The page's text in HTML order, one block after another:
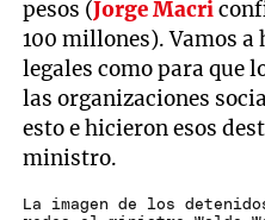
pesos (Jorge Macri
100 millones). Vamos a
legales como para que
las organizaciones
esto e hicieron esos
ministro.
La imagen de los